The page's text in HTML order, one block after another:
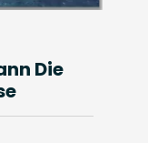
Die